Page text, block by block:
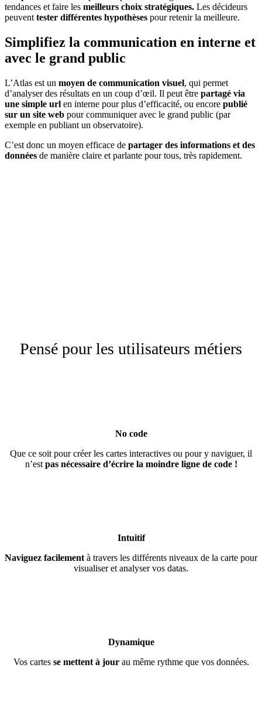
tendances et faire les meilleurs choix stratégiques. Les décideurs
peuventtester différentes hypothèses pour retenir la meilleure.
Simplifiez la communication en interne et
avec le grand public
L’Atlas est un moyen de communication visuel, qui permet
d’analyser des résultats en un coup d’œil. Il peut être partagé via
une simple url en interne pour plus d’efficacité, ou encore publié
sur un site web pour communiquer avec le grand public (par
exemple en publiant un observatoire).
C’est donc un moyen efficace de partager des informations et des
données de manière claire et parlante pour tous, très rapidement.
Pensé pour les utilisateurs métiers
No code
Que ce soit pour créer les cartes interactives ou pour y naviguer, il
n’est pas nécessaire d’écrire la moindre ligne de code !
Intuitif
Naviguez facilement à travers les différents niveaux de la carte pour
visualiser et analyser vos datas.
Dynamique
Vos cartes se mettent à jour au même rythme que vos données.